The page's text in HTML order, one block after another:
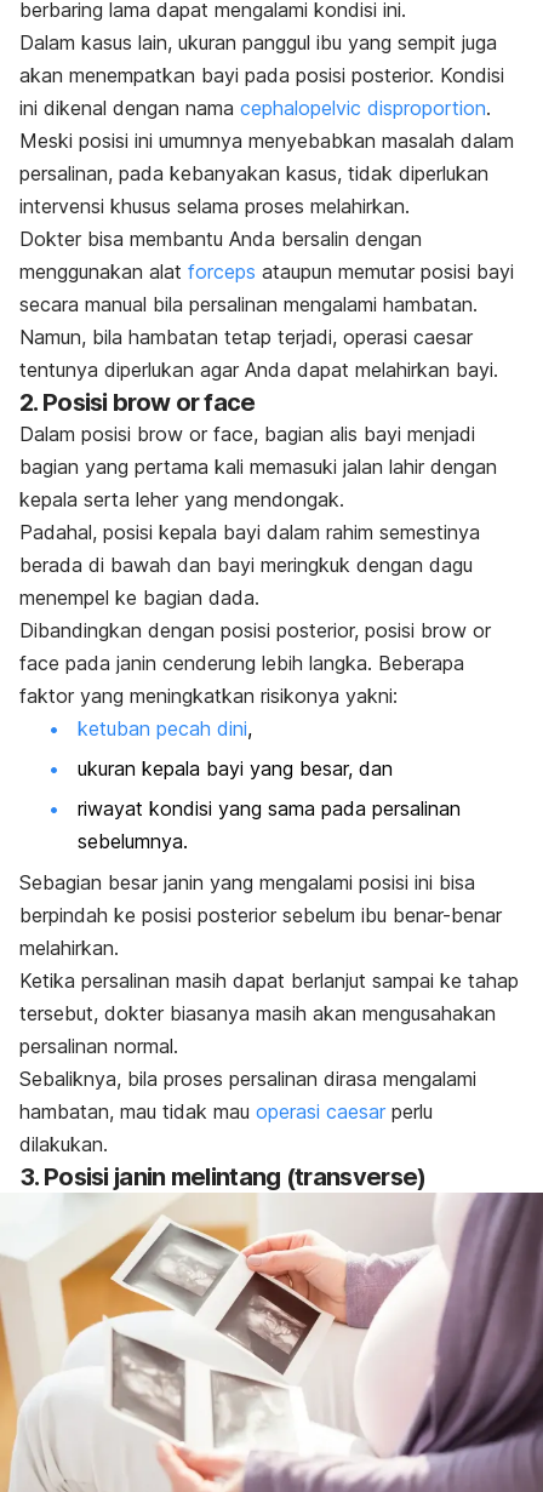
berbaring lama dapat mengalami kondisi ini.
Dalam kasus lain, ukuran panggul ibu yang sempit juga
akan menempatkan bayi pada posisi posterior. Kondisi
ini dikenal dengan nama cephalopelvic disproportion.
Meski posisi ini umumnya menyebabkan masalah dalam
persalinan, pada kebanyakan kasus, tidak diperlukan
intervensi khusus selama proses melahirkan.
Dokter bisa membantu Anda bersalin dengan
menggunakan alat forceps ataupun memutar posisi bayi
secara manual bila persalinan mengalami hambatan.
Namun, bila hambatan tetap terjadi, operasi caesar
tentunya diperlukan agar Anda dapat melahirkan bayi.
2. Posisi brow or face
Dalam posisi brow or face, bagian alis bayi menjadi
bagian yang pertama kali memasuki jalan lahir dengan
kepala serta leher yang mendongak.
Padahal, posisi kepala bayi dalam rahim semestinya
berada di bawah dan bayi meringkuk dengan dagu
menempel ke bagian dada.
Dibandingkan dengan posisi posterior, posisi brow or
face pada janin cenderung lebih langka. Beberapa
faktor yang meningkatkan risikonya yakni:
ketuban pecah dini,
ukuran kepala bayi yang besar, dan
riwayat kondisi yang sama pada persalinan
sebelumnya.
Sebagian besar janin yang mengalami posisi ini bisa
berpindah ke posisi posterior sebelum ibu benar-benar
melahirkan.
Ketika persalinan masih dapat berlanjut sampai ke tahap
tersebut, dokter biasanya masih akan mengusahakan
persalinan normal.
Sebaliknya, bila proses persalinan dirasa mengalami
hambatan, mau tidak mau operasi caesar perlu
dilakukan.
3. Posisi janin melintang (transverse)